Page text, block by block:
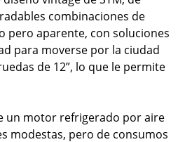
combinaciones de
pero aparente, con soluciones
para moverse por la ciudad
de 12”, lo que le permite
un motor refrigerado por aire
modestas, pero de consumos